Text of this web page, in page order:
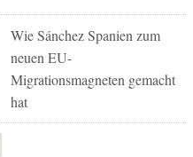
Wie Sánchez Spanien zum
neuen EU-
Migrationsmagneten gemacht
hat